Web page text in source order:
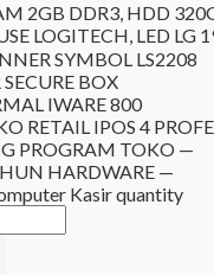
2GB DDR3, HDD
LOGITECH, LED LG
SYMBOL LS2208
BOX
IWARE 800
RETAIL IPOS 4
PROGRAM TOKO —
HARDWARE —
Kasir quantity